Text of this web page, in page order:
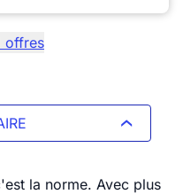
offres
la norme. Avec plus